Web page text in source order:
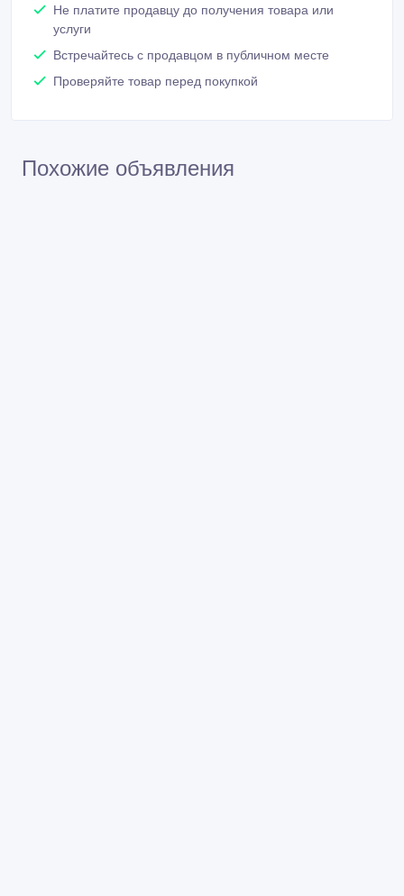
Не платите продавцу до получения товара или
услуги
Встречайтесь с продавцом в публичном месте
Проверяйте товар перед покупкой
Похожие объявления